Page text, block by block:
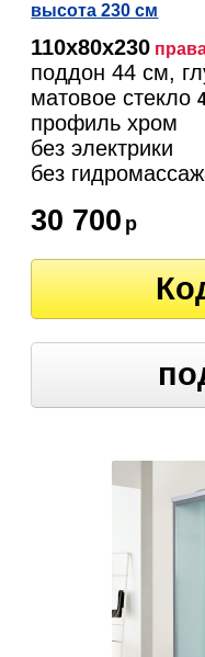
высота 230 см
110х80х230
поддон 44 см,
матовое стекло
профиль хром
без электрики
без
30 700 р